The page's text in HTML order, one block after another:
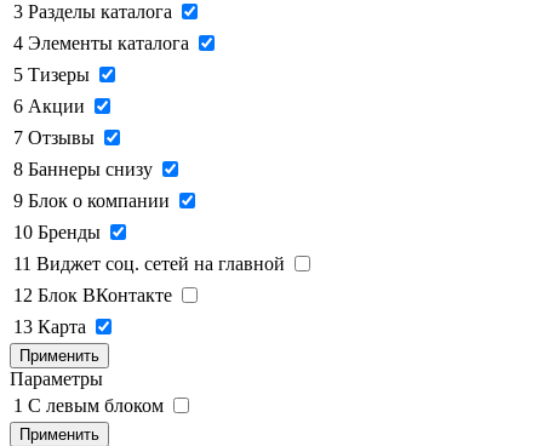
3 Разделы каталога
4 Элементы каталога
5 Тизеры
6 Акции
7 Отзывы
8 Баннеры снизу
9 Блок о компании
10 Бренды
11 Виджет соц. сетей на главной
12 Блок ВКонтакте
13 Карта
Применить
Параметры
1 C левым блоком
Применить